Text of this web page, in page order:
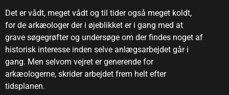
Det er vådt, meget vådt og til tider også meget koldt,
for de arkæologer der i øjeblikket er i gang med at
grave søgegrøfter og undersøge om der findes noget af
historisk interesse inden selve anlægsarbejdet går i
gang. Men selvom vejret er generende for
arkæologerne, skrider arbejdet frem helt efter
tidsplanen.